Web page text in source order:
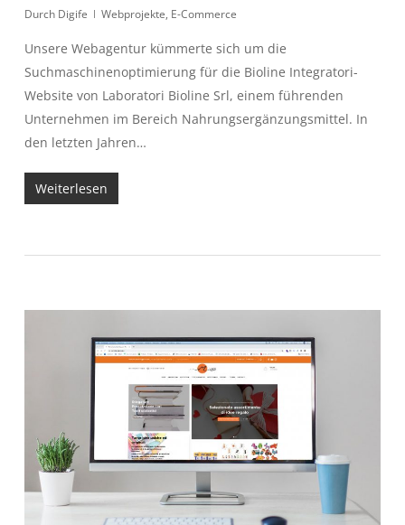
Durch Digife Webprojekte, E-Commerce
Unsere Webagentur kümmerte sich um die
Suchmaschinenoptimierung für die Bioline Integratori-
Website von Laboratori Bioline Srl, einem führenden
Unternehmen im Bereich Nahrungsergänzungsmittel. In
den letzten Jahren…
Weiterlesen